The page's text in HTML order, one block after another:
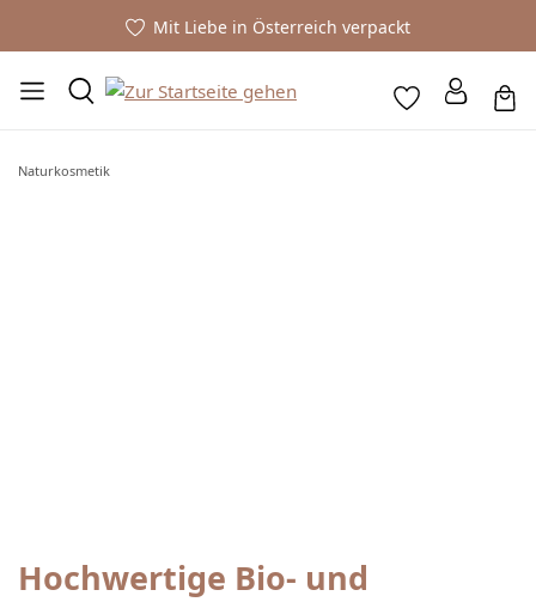
Mit Liebe in Österreich verpackt
Naturkosmetik
Hochwertige Bio- und